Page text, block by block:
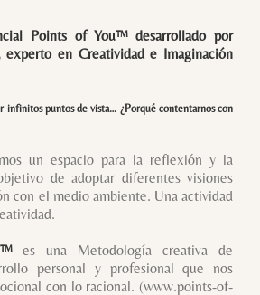
Points of You™ desarrollado por
experto en Creatividad e Imaginación
infinitos puntos de vista… ¿Porqué contentarnos con
un espacio para la reflexión y la
de adoptar diferentes visiones
con el medio ambiente. Una actividad
es una Metodología creativa de
personal y profesional que nos
con lo racional. (www.points-of-